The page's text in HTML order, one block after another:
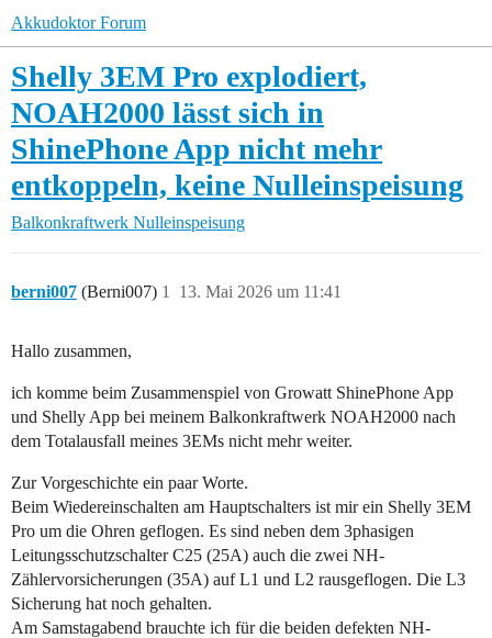
Akkudoktor Forum
Shelly 3EM Pro explodiert,
NOAH2000 lässt sich in
ShinePhone App nicht mehr
entkoppeln, keine Nulleinspeisung
Balkonkraftwerk Nulleinspeisung
berni007 (Berni007) 13. Mai 2026 um 11:41
1
Hallo zusammen,
ich komme beim Zusammenspiel von Growatt ShinePhone App
und Shelly App bei meinem Balkonkraftwerk NOAH2000 nach
dem Totalausfall meines 3EMs nicht mehr weiter.
Zur Vorgeschichte ein paar Worte.
Beim Wiedereinschalten am Hauptschalters ist mir ein Shelly 3EM
Pro um die Ohren geflogen. Es sind neben dem 3phasigen
Leitungsschutzschalter C25 (25A) auch die zwei NH-
Zählervorsicherungen (35A) auf L1 und L2 rausgeflogen. Die L3
Sicherung hat noch gehalten.
Am Samstagabend brauchte ich für die beiden defekten NH-